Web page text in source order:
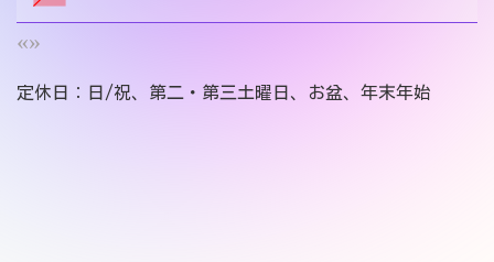
«»
定休日：日/祝、第二・第三土曜日、お盆、年末年始